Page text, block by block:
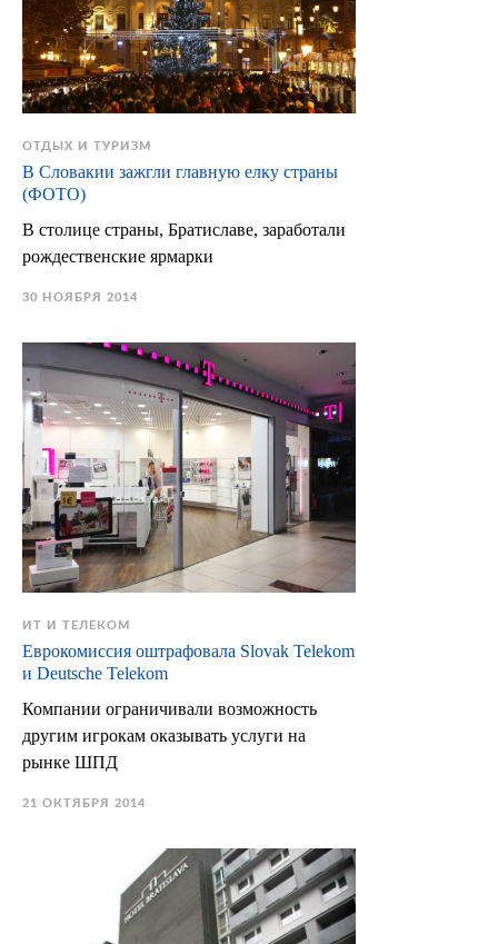
ОТДЫХ И ТУРИЗМ
В Словакии зажгли главную елку страны
(ФОТО)
В столице страны, Братиславе, заработали
рождественские ярмарки
30 НОЯБРЯ 2014
ИТ И ТЕЛЕКОМ
Еврокомиссия оштрафовала Slovak Telekom
и Deutsche Telekom
Компании ограничивали возможность
другим игрокам оказывать услуги на
рынке ШПД
21 ОКТЯБРЯ 2014